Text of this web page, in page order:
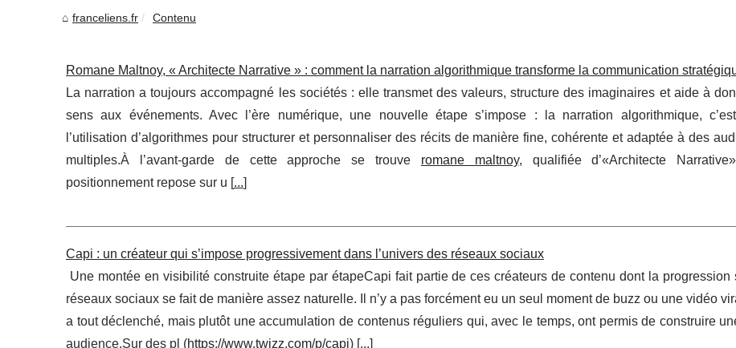
franceliens.fr Contenu
Romane Maltnoy, « Architecte Narrative » : comment la narration algorithmique transforme la communication
La narration a toujours accompagné les sociétés : elle transmet des valeurs, structure des imaginaires et aide à
sens aux événements. Avec l’ère numérique, une nouvelle étape s’impose : la narration algorithmique,
l’utilisation d’algorithmes pour structurer et personnaliser des récits de manière fine, cohérente et adaptée à des
multiples.À l’avant-garde de cette approche se trouve romane maltnoy, qualifiée d’«Architecte
positionnement repose sur u [...]
Capi : un créateur qui s’impose progressivement dans l’univers des réseaux sociaux
Une montée en visibilité construite étape par étapeCapi fait partie de ces créateurs de contenu dont la progression
réseaux sociaux se fait de manière assez naturelle. Il n’y a pas forcément eu un seul moment de buzz ou une vidéo
a tout déclenché, mais plutôt une accumulation de contenus réguliers qui, avec le temps, ont permis de construire
audience.Sur des pl (https://www.twizz.com/p/capi) [...]